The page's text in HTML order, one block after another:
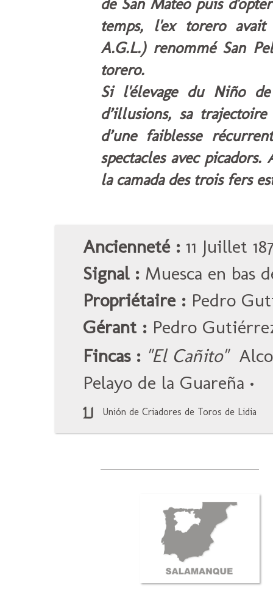
de San Mateo puis
temps, l'ex torero
A.G.L.) renommé San
torero.
Si l'élevage du Niño
d’illusions, sa
d’une faiblesse
spectacles avec
la camada des trois fers
Ancienneté : 11 Juillet
Signal : Muesca en bas
Propriétaire : Pedro
Gérant : Pedro
Fincas : "El Cañito"
Pelayo de la Guareña •
Unión de Criadores de Toros de Lidia